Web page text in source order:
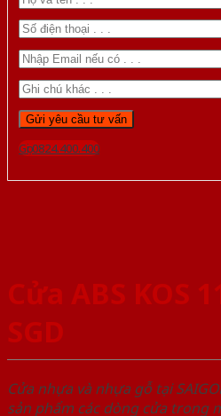
Gọi 0824.400.400
Cửa ABS KOS
SGD
Cửa nhựa và nhựa gỗ tại
sản phẩm các dòng cửa trong